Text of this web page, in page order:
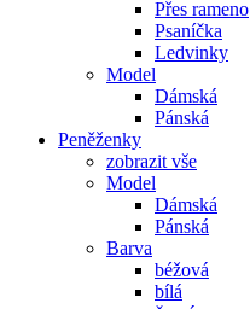
Přes rameno
Psaníčka
Ledvinky
Model
Dámská
Pánská
Peněženky
zobrazit vše
Model
Dámská
Pánská
Barva
béžová
bílá